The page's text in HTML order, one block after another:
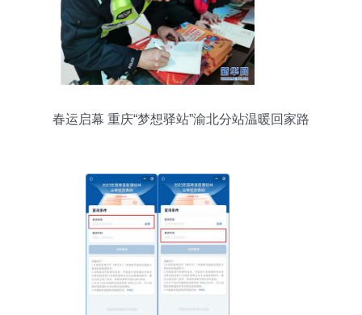
春运启幕 重庆“梦想驿站”渝北分站温暖回家路